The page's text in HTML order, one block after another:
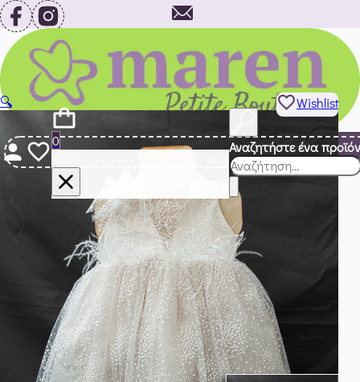
2821020244
0
Αναζητήστε ένα προϊόν
Αναζήτηση
Wishlist
🔍